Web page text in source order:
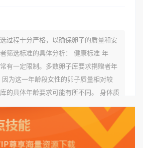
过程十分严格，以确保卵子的质量和安
筛选标准的具体分析： 健康标准 年
有一定限制。多数卵子库要求捐赠者年
为这一年龄段女性的卵子质量相对较
的具体年龄要求可能有所不同。 身体质
者的BMI通常需要在正常范围内，以确
。过高的BMI可能与多种健康问题相关
并发症。 生殖健康：捐赠者需要有规律
或异常问题。此外，还需要进行详细的